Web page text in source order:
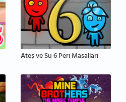
Ateş ve Su 6 Peri Masalları